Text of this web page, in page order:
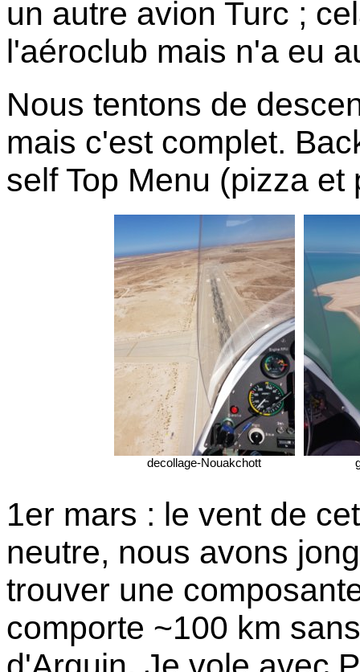
un autre avion Turc ;
l'aéroclub mais n'a eu
Nous tentons de
mais c'est complet.
self Top Menu (pizza
decollage-Nouakchott
1er mars : le vent de
neutre, nous avons
trouver une
comporte ~100 km